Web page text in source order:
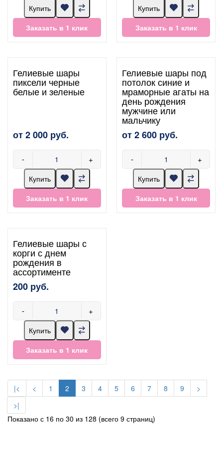
Купить
Заказать в 1 клик
Купить
Заказать в 1 клик
Гелиевые шары
пиксели черные
белые и зеленые
от 2 000 руб.
- +
Купить
Заказать в 1 клик
Гелиевые шары под
потолок синие и
мраморные агаты на
день рождения
мужчине или
мальчику
от 2 600 руб.
- +
Купить
Заказать в 1 клик
Гелиевые шары с
корги с днем
рождения в
ассортименте
200 руб.
- +
Купить
Заказать в 1 клик
|< < 1 2 3 4 5 6 7 8 9
>
>|
Показано с 16 по 30 из 128 (всего 9 страниц)